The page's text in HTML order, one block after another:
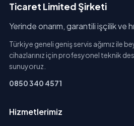
Ticaret Limited Şirketi
Yerinde onarım, garantili işçilik ve
Türkiye geneli geniş servis ağımız ile
cihazlarınız için profesyonel teknik
sunuyoruz.
0850 340 4571
Hizmetlerimiz